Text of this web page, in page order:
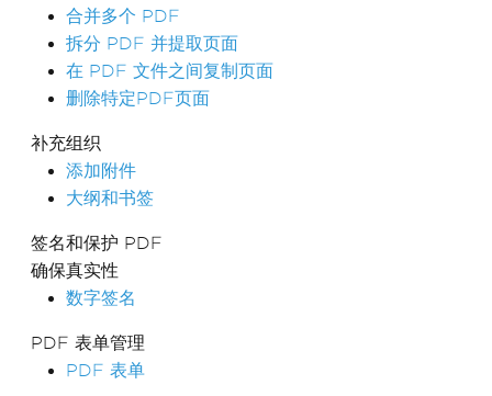
合并多个 PDF
拆分 PDF 并提取页面
在 PDF 文件之间复制页面
删除特定PDF页面
补充组织
添加附件
大纲和书签
签名和保护 PDF
确保真实性
数字签名
PDF 表单管理
PDF 表单